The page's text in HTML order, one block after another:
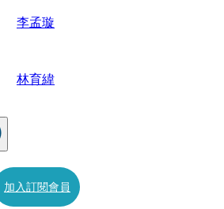
李孟璇
林育緯
加入訂閱會員